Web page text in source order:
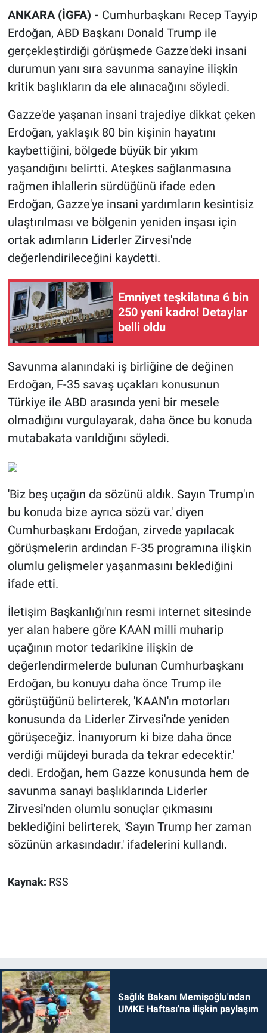
ANKARA (İGFA) - Cumhurbaşkanı Recep Tayyip
Erdoğan, ABD Başkanı Donald Trump ile
gerçekleştirdiği görüşmede Gazze'deki insani
durumun yanı sıra savunma sanayine ilişkin
kritik başlıkların da ele alınacağını söyledi.
Gazze'de yaşanan insani trajediye dikkat çeken
Erdoğan, yaklaşık 80 bin kişinin hayatını
kaybettiğini, bölgede büyük bir yıkım
yaşandığını belirtti. Ateşkes sağlanmasına
rağmen ihlallerin sürdüğünü ifade eden
Erdoğan, Gazze'ye insani yardımların kesintisiz
ulaştırılması ve bölgenin yeniden inşası için
ortak adımların Liderler Zirvesi'nde
değerlendirileceğini kaydetti.
Emniyet teşkilatına 6 bin
250 yeni kadro! Detaylar
belli oldu
Savunma alanındaki iş birliğine de değinen
Erdoğan, F-35 savaş uçakları konusunun
Türkiye ile ABD arasında yeni bir mesele
olmadığını vurgulayarak, daha önce bu konuda
mutabakata varıldığını söyledi.
'Biz beş uçağın da sözünü aldık. Sayın Trump'ın
bu konuda bize ayrıca sözü var.' diyen
Cumhurbaşkanı Erdoğan, zirvede yapılacak
görüşmelerin ardından F-35 programına ilişkin
olumlu gelişmeler yaşanmasını beklediğini
ifade etti.
İletişim Başkanlığı'nın resmi internet sitesinde
yer alan habere göre KAAN milli muharip
uçağının motor tedarikine ilişkin de
değerlendirmelerde bulunan Cumhurbaşkanı
Erdoğan, bu konuyu daha önce Trump ile
görüştüğünü belirterek, 'KAAN'ın motorları
konusunda da Liderler Zirvesi'nde yeniden
görüşeceğiz. İnanıyorum ki bize daha önce
verdiği müjdeyi burada da tekrar edecektir.'
dedi. Erdoğan, hem Gazze konusunda hem de
savunma sanayi başlıklarında Liderler
Zirvesi'nden olumlu sonuçlar çıkmasını
beklediğini belirterek, 'Sayın Trump her zaman
sözünün arkasındadır.' ifadelerini kullandı.
Kaynak: RSS
Sağlık Bakanı Memişoğlu'ndan
UMKE Haftası'na ilişkin paylaşım